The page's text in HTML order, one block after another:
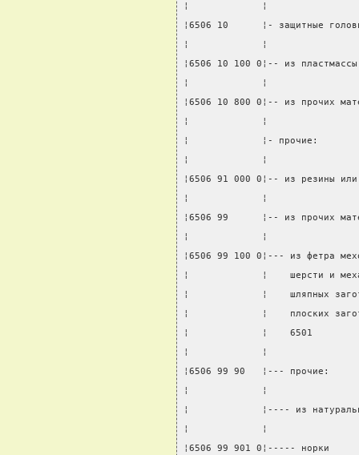
¦             ¦
¦6506 10      ¦- защитные
¦             ¦
¦6506 10 100 0¦-- из
¦             ¦
¦6506 10 800 0¦-- из
¦             ¦
¦             ¦- прочие:
¦             ¦
¦6506 91 000 0¦-- из
¦             ¦
¦6506 99      ¦-- из
¦             ¦
¦6506 99 100 0¦--- из фетра
¦             ¦    шерсти и
¦             ¦    шляпных
¦             ¦    плоских
¦             ¦    6501
¦             ¦
¦6506 99 90   ¦---
¦             ¦
¦             ¦---- из
¦             ¦
¦6506 99 901 0¦-----